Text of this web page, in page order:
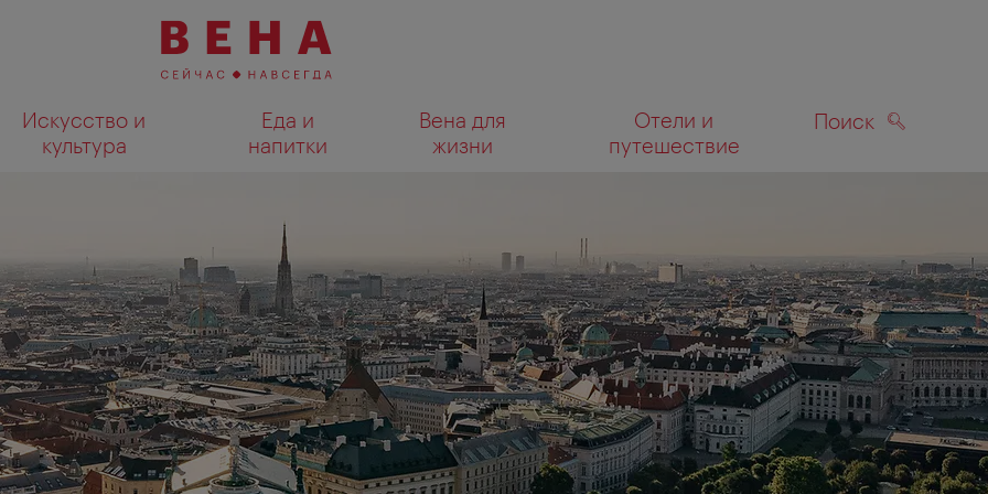
Искусство и
культура
Еда и
напитки
Вена для
жизни
Отели и
путешествие
Поиск